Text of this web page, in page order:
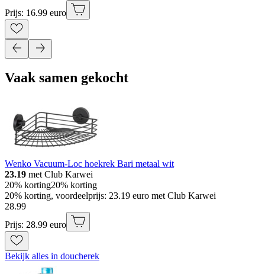
Prijs: 16.99 euro
Vaak samen gekocht
Wenko Vacuum-Loc hoekrek Bari metaal wit
23.19 met Club Karwei
20% korting20% korting
20% korting, voordeelprijs: 23.19 euro met Club Karwei
28.99
Prijs: 28.99 euro
Bekijk alles in doucherek